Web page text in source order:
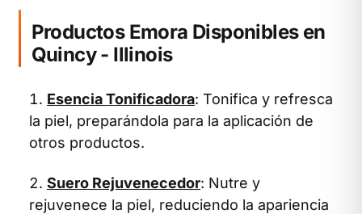
Productos Emora Disponibles en
Quincy - Illinois
Esencia Tonificadora: Tonifica y refresca
la piel, preparándola para la aplicación de
otros productos.
Suero Rejuvenecedor: Nutre y
rejuvenece la piel, reduciendo la apariencia